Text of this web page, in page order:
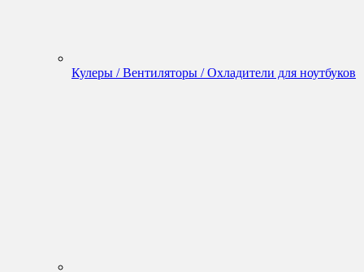
Кулеры / Вентиляторы / Охладители для ноутбуков